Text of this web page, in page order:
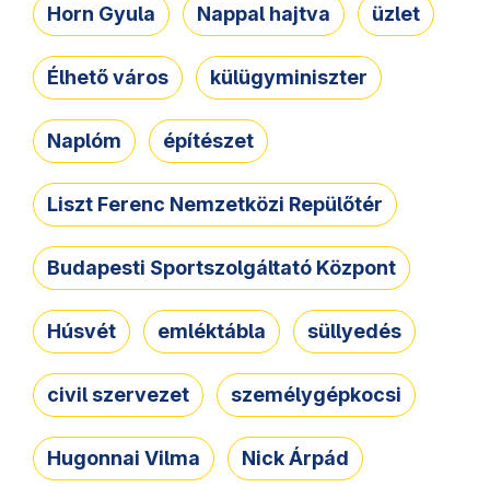
Horn Gyula Nappal hajtva üzlet
Élhető város külügyminiszter
Naplóm építészet
Liszt Ferenc Nemzetközi Repülőtér
Budapesti Sportszolgáltató Központ
Húsvét emléktábla süllyedés
civil szervezet személygépkocsi
Hugonnai Vilma Nick Árpád